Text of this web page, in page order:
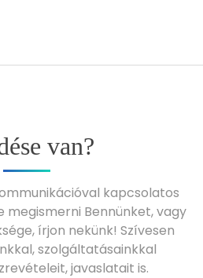
van?
kapcsolatos
megismerni Bennünket, vagy
írjon nekünk! Szívesen
szolgáltatásainkkal
javaslatait is.